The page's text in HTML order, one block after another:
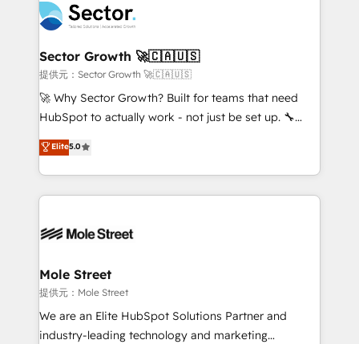
empresas em 13 países utilizam a Nexforce. Somos
a maior parceira da HubSpot na América Latina e
líder no ranking global de sucesso do cliente da
HubSpot.
businesses. Our teams are based in North America
and APAC. We are HubSpot's top-ranked Advanced
Implementation Certified Partner and we contribute
to their advisory council. We strive to do 'good work
with good people' and have worked with incredible
brands. You can see some of them on our website,
Sector Growth 🚀🇨🇦🇺🇸
提供元：Sector Growth 🚀🇨🇦🇺🇸
🚀 Why Sector Growth? Built for teams that need
HubSpot to actually work - not just be set up. 🔧
HubSpot Experts: Onboarding, migrations,
automation, and training built for adoption. ⚡ Highly
Technical Execution: ERP, EMR and Custom
Integrations; complex builds delivered in weeks, not
workflows; automation agents; process optimization
Healthcare: HIPAA implementations; secure data
workflows 💼 Financial Services: compliant
workflows; audit-ready reporting ⚖️ Legal: client
intake; pipeline and document workflows 🛒 E-
Elite5.0
Mole Street
提供元：Mole Street
We are an Elite HubSpot Solutions Partner and
industry-leading technology and marketing